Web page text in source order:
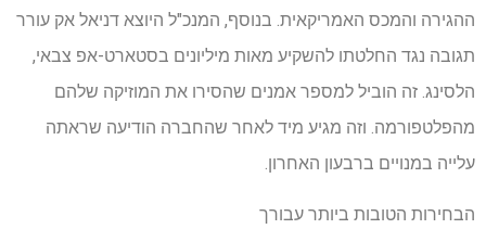
ההגירה והמכס האמריקאית. בנוסף, המנכ"ל היוצא דניאל אק עורר
תגובה נגד החלטתו להשקיע מאות מיליונים בסטארט-אפ צבאי,
הלסינג. זה הוביל למספר אמנים שהסירו את המוזיקה שלהם
מהפלטפורמה. וזה מגיע מיד לאחר שהחברה הודיעה שראתה
עלייה במנויים ברבעון האחרון.
הבחירות הטובות ביותר עבורך